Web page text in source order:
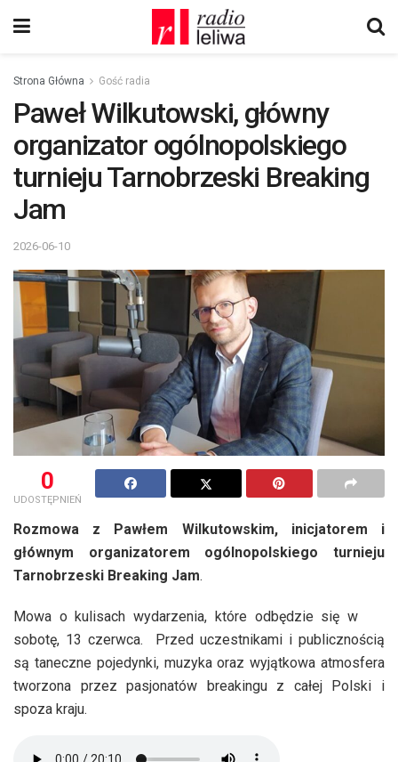
Strona Główna Gość radia
Paweł Wilkutowski, główny
organizator ogólnopolskiego
turnieju Tarnobrzeski Breaking
Jam
2026-06-10
0
UDOSTĘPNIEŃ
Rozmowa z Pawłem Wilkutowskim, inicjatorem i
głównym organizatorem ogólnopolskiego turnieju
Tarnobrzeski Breaking Jam.
Mowa o kulisach wydarzenia, które odbędzie się w
sobotę, 13 czerwca. Przed uczestnikami i publicznością
są taneczne pojedynki, muzyka oraz wyjątkowa atmosfera
tworzona przez pasjonatów breakingu z całej Polski i
spoza kraju.